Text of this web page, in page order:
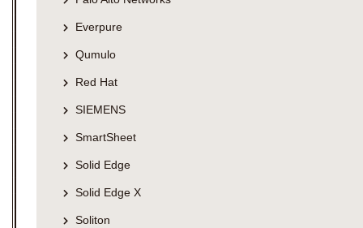
Everpure
Qumulo
Red Hat
SIEMENS
SmartSheet
Solid Edge
Solid Edge X
Soliton